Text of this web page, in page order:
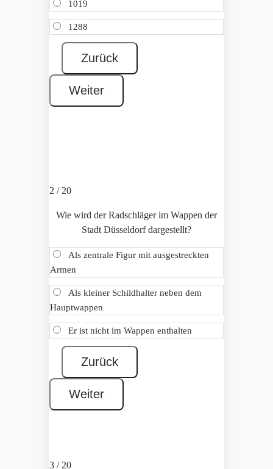
1019
1288
2 / 20
Wie wird der Radschläger im Wappen der
Stadt Düsseldorf dargestellt?
Als zentrale Figur mit ausgestreckten
Armen
Als kleiner Schildhalter neben dem
Hauptwappen
Er ist nicht im Wappen enthalten
3 / 20